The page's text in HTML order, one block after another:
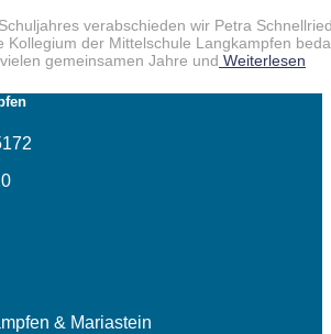
verabschieden wir Petra
Kollegium der Mittelschule Langkampfen
gemeinsamen Jahre und Weiterlesen
& Mariastein